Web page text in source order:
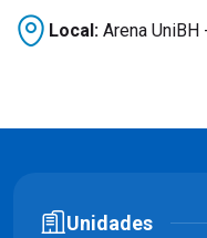
Local: Arena
Unidades